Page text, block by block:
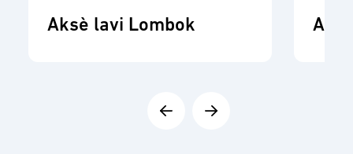
Aksè lavi Lombok